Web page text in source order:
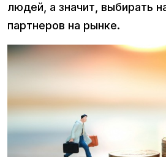
людей, а значит, выбирать
партнеров на рынке.